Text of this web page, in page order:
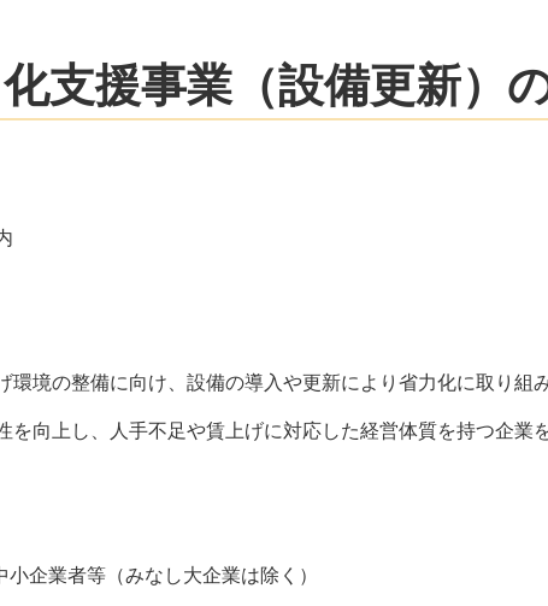
支援事業（設備更新）
境の整備に向け、設備の導入や更新により省力化に取り組
向上し、人手不足や賃上げに対応した経営体質を持つ企業
企業者等（みなし大企業は除く）